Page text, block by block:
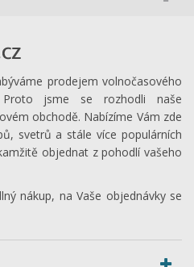
prodejem volnočasového
Proto jsme se rozhodli naše
obchodě. Nabízíme Vám zde
svetrů a stále více populárních
objednat z pohodlí vašeho
nákup, na Vaše objednávky se